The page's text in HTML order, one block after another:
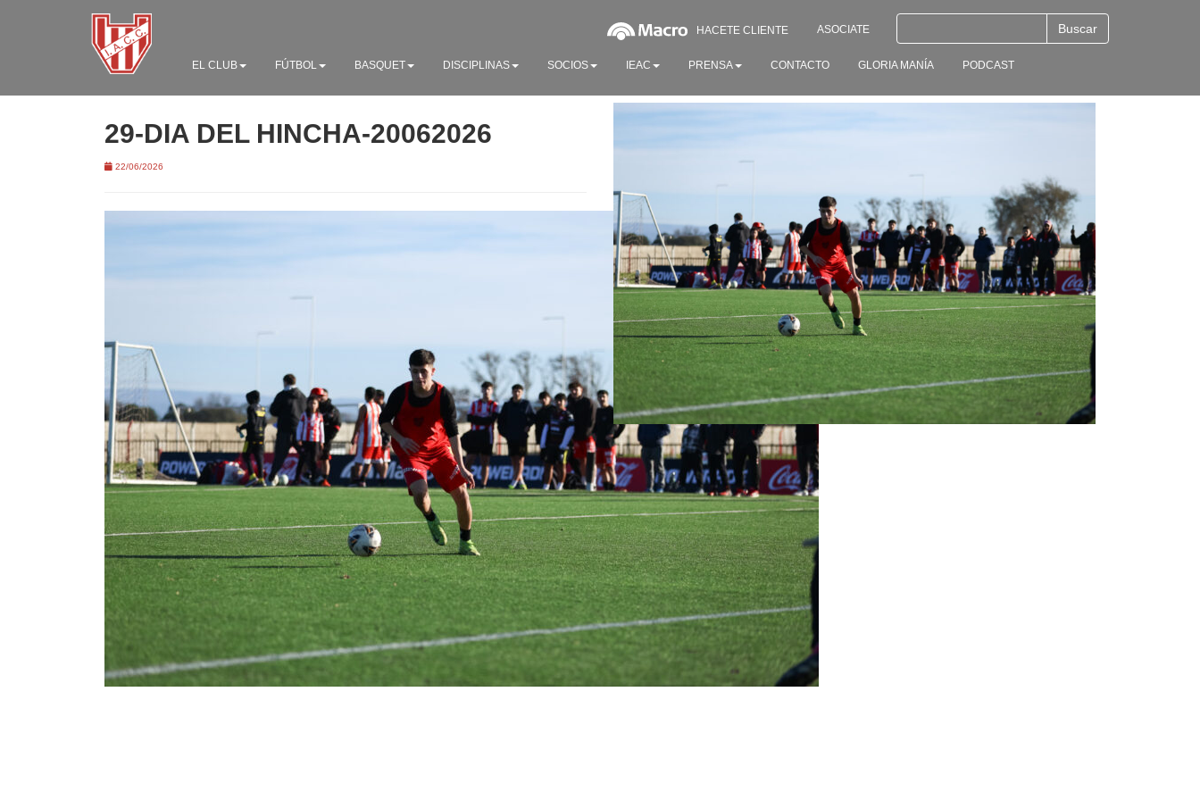
HACETE CLIENTE ASOCIATE
EL CLUB FÚTBOL BASQUET DISCIPLINAS SOCIOS IEAC PRENSA CONTACTO GLORIA MANÍA PODCAST
29-DIA DEL HINCHA-20062026
22/06/2026